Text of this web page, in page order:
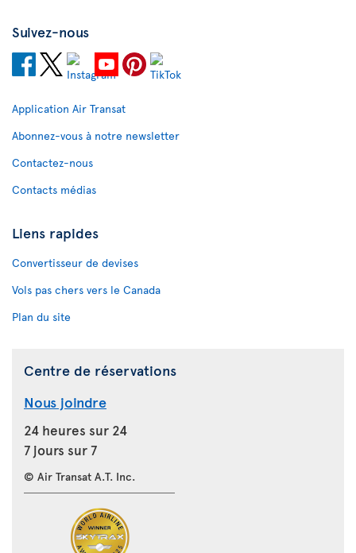
Suivez-nous
Application Air Transat
Abonnez-vous à notre newsletter
Contactez-nous
Contacts médias
Liens rapides
Convertisseur de devises
Vols pas chers vers le Canada
Plan du site
Centre de réservations
Nous joindre
24 heures sur 24
7 jours sur 7
© Air Transat A.T. Inc.